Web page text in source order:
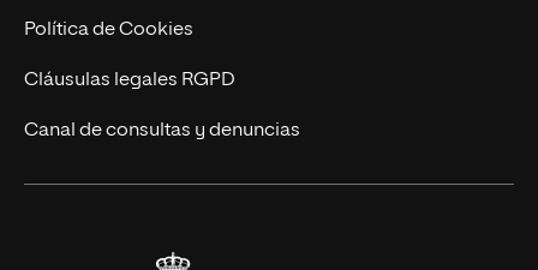
Cursos Universitarios
Actualidad
UNIR Revista
Eventos
Política de Cookies
Cláusulas legales RGPD
Canal de consultas y denuncias